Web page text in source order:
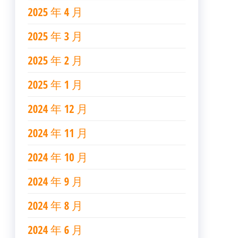
2025 年 4 月
2025 年 3 月
2025 年 2 月
2025 年 1 月
2024 年 12 月
2024 年 11 月
2024 年 10 月
2024 年 9 月
2024 年 8 月
2024 年 6 月